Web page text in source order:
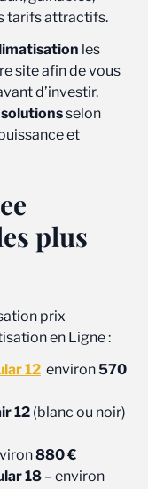
tarifs attractifs.
les
site afin de vous
d’investir.
selon
et
plus
prix
en Ligne :
12 environ570
12 (blanc ou noir)
880 €
18 – environ